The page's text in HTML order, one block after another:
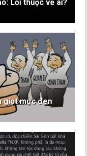
Lỗi thuộc về ai?
giọt mực đen